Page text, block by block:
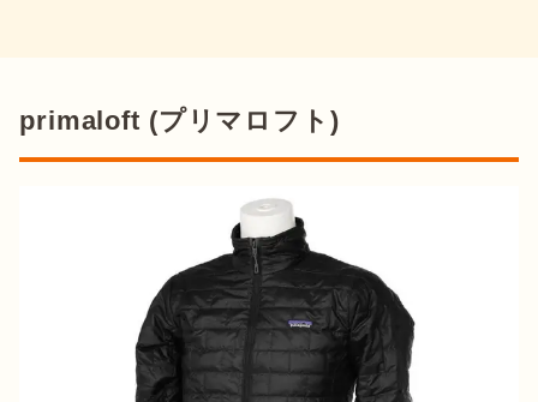
primaloft (プリマロフト)